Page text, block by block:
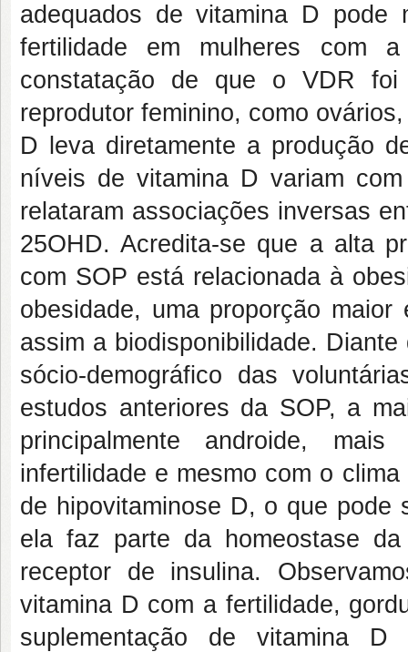
adequados de vitamina D pode
fertilidade em mulheres com
constatação de que o VDR
reprodutor feminino, como
D leva diretamente a produção
níveis de vitamina D variam
relataram associações inversas
25OHD. Acredita-se que a alta
com SOP está relacionada à
obesidade, uma proporção
assim a biodisponibilidade.
sócio-demográfico das
estudos anteriores da SOP, a
principalmente androide,
infertilidade e mesmo com o
de hipovitaminose D, o que pode
ela faz parte da homeostase
receptor de insulina.
vitamina D com a fertilidade,
suplementação de vitamina